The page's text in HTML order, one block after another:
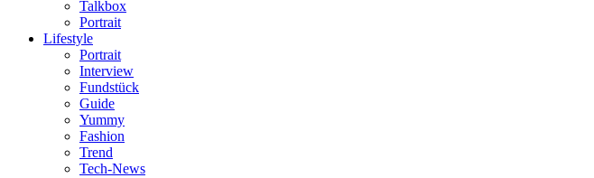
Talkbox
Portrait
Lifestyle
Portrait
Interview
Fundstück
Guide
Yummy
Fashion
Trend
Tech-News